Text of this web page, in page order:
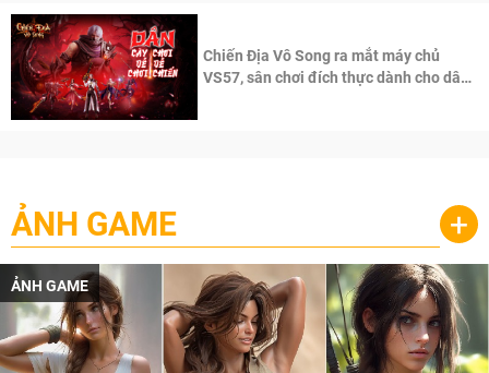
Chiến Địa Vô Song ra mắt máy chủ
VS57, sân chơi đích thực dành cho dân
ẢNH GAME +
ẢNH GAME